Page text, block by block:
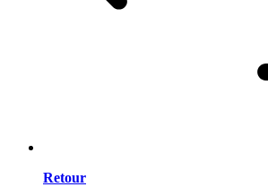
Retour